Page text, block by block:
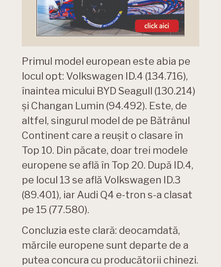
Primul model european este abia pe
locul opt: Volkswagen ID.4 (134.716),
înaintea micului BYD Seagull (130.214)
și Changan Lumin (94.492). Este, de
altfel, singurul model de pe Bătrânul
Continent care a reușit o clasare în
Top 10. Din păcate, doar trei modele
europene se află în Top 20. După ID.4,
pe locul 13 se află Volkswagen ID.3
(89.401), iar Audi Q4 e-tron s-a clasat
pe 15 (77.580).
Concluzia este clară: deocamdată,
mărcile europene sunt departe de a
putea concura cu producătorii chinezi.